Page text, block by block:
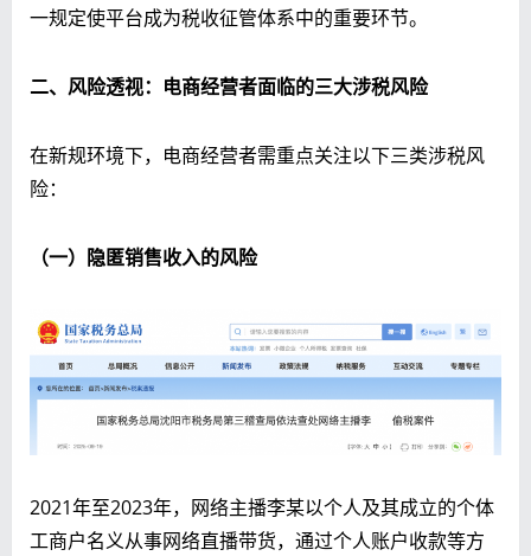
一规定使平台成为税收征管体系中的重要环节。
二、风险透视：电商经营者面临的三大涉税风险
在新规环境下，电商经营者需重点关注以下三类涉税风
险：
（一）隐匿销售收入的风险
2021年至2023年，网络主播李某以个人及其成立的个体
工商户名义从事网络直播带货，通过个人账户收款等方